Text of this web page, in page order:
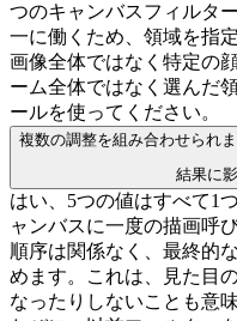
つのキャンバスフィルタ
一に働くため、領域を指
画像全体ではなく特定の
ーム全体ではなく選んだ
ールを使ってください。
複数の調整を組み合わせられ
結果に
はい、5つの値はすべて1
ャンバスに一度の描画呼
順序は関係なく、最終的
めます。これは、見た目
なったりしないことも意